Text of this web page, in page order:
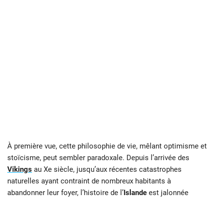
À première vue, cette philosophie de vie, mêlant optimisme et
stoïcisme, peut sembler paradoxale. Depuis l’arrivée des
Vikings au Xe siècle, jusqu’aux récentes catastrophes
naturelles ayant contraint de nombreux habitants à
abandonner leur foyer, l’histoire de l’ Islande est jalonnée